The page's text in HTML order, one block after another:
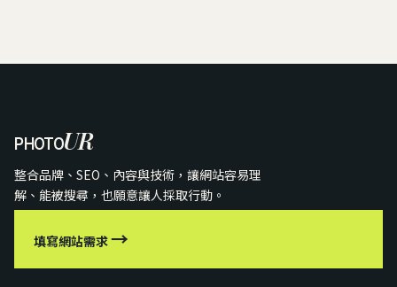
PHOTOUR
整合品牌、SEO、內容與技術，讓網站容易理
解、能被搜尋，也願意讓人採取行動。
填寫網站需求→